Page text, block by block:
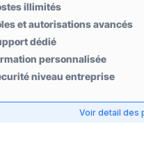
illimités
et autorisations avancés
dédié
personnalisée
niveau entreprise
Voir detail des